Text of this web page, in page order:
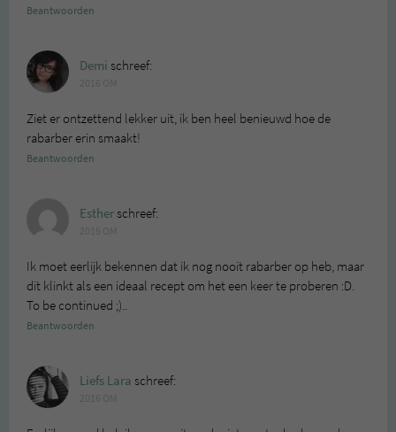
Beantwoorden
Demi schreef:
Ziet er ontzettend lekker uit, ik ben heel benieuwd hoe de
rabarber erin smaakt!
Beantwoorden
Estherschreef:
Ik moet eerlijk bekennen dat ik nog nooit rabarber op heb, maar
dit klinkt als een ideaal recept om het een keer te proberen :D.
To be continued ;)..
Beantwoorden
Liefs Lara schreef: